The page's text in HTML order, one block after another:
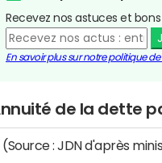
Recevez nos astuces et
En savoir plus sur notre politique
de la dette
(Source : JDN d'après